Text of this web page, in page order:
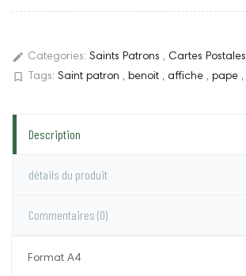
edit Categories: Saints Patrons , Cartes Postales
bookmark_border Tags: Saint patron , benoit , affiche , pape ,
Description
détails du produit
Commentaires (0)
Format A4